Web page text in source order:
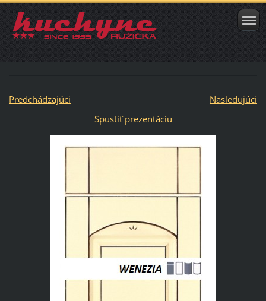
Predchádzajúci
Nasledujúci
Spustiť prezentáciu